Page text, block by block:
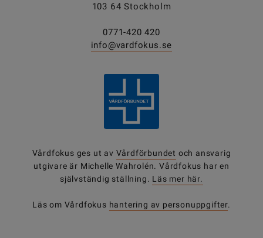
103 64 Stockholm
0771-420 420
info@vardfokus.se
Vårdfokus ges ut av Vårdförbundet och ansvarig
utgivare är Michelle Wahrolén. Vårdfokus har en
självständig ställning. Läs mer här.
Läs om Vårdfokus hantering av personuppgifter.